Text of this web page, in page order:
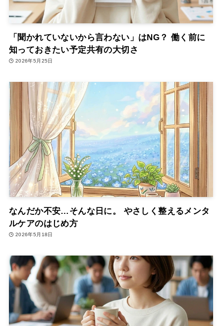
「聞かれていないから言わない」はNG？ 働く前に
知っておきたい予定共有の大切さ
2026年5月25日
なんだか不安…そんな日に。 やさしく整えるメンタ
ルケアのはじめ方
2026年5月18日